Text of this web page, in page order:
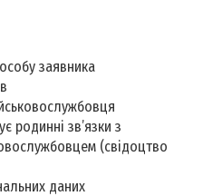
заявника
зв’язки з
(свідоцтво
даних